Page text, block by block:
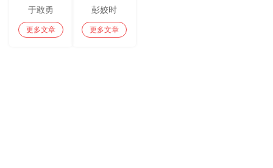
于敢勇
更多文章
彭姣时
更多文章